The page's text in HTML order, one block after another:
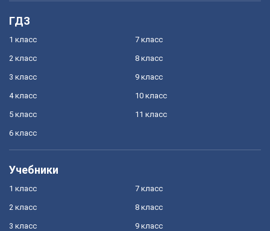
ГДЗ
1 класс
2 класс
3 класс
4 класс
5 класс
6 класс
7 класс
8 класс
9 класс
10 класс
11 класс
Учебники
1 класс
2 класс
3 класс
7 класс
8 класс
9 класс